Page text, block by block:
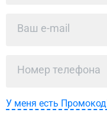
У меня есть